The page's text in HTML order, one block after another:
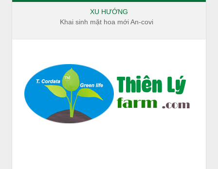
XU HƯỚNG
Khai sinh mặt hoa mới An-covi